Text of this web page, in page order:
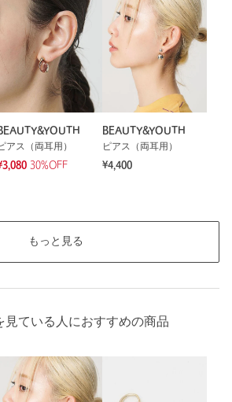
ピアス（両耳用）
30%OFF
BEAUTY&YOUTH
ピアス（両耳用）
¥4,400
もっと見る
見ている人におすすめの商品